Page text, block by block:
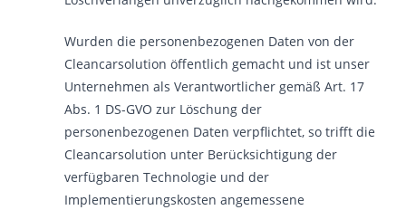
Wurden die personenbezogenen Daten von der
Cleancarsolution öffentlich gemacht und ist unser
Unternehmen als Verantwortlicher gemäß Art. 17
Abs. 1 DS-GVO zur Löschung der
personenbezogenen Daten verpflichtet, so trifft die
Cleancarsolution unter Berücksichtigung der
verfügbaren Technologie und der
Implementierungskosten angemessene